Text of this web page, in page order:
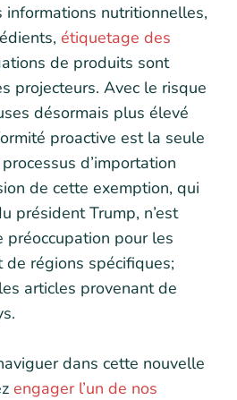
informations nutritionnelles,
étiquetage des
de produits sont
projecteurs. Avec le risque
désormais plus élevé
proactive est la seule
d’importation
de cette exemption, qui
président Trump, n’est
préoccupation pour les
régions spécifiques;
articles provenant de
dans cette nouvelle
engager l’un de nos